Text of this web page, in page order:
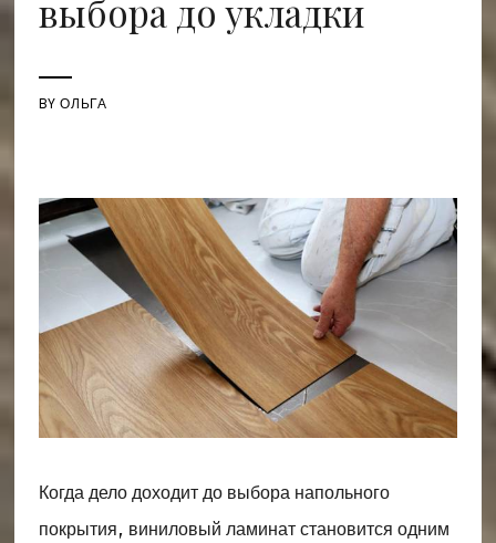
выбора до укладки
BYОЛЬГА
Когда дело доходит до выбора напольного
покрытия, виниловый ламинат становится одним